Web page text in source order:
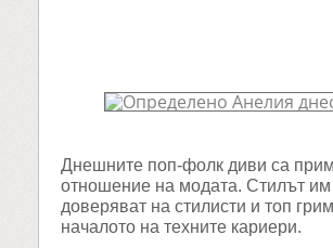
Днешните поп-фолк диви са
отношение на модата. Стилът им
доверяват на стилисти и топ
началото на техните кариери.